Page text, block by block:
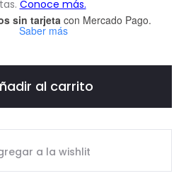
sin tarjetacon Mercado Pago.
Saber más
al carrito
a la wishlit